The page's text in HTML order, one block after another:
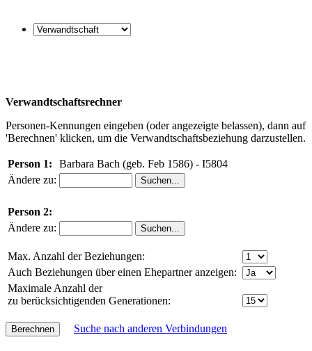
Verwandtschaftsrechner
Personen-Kennungen eingeben (oder angezeigte belassen), dann auf
'Berechnen' klicken, um die Verwandtschaftsbeziehung darzustellen.
Person 1:
Barbara Bach (geb. Feb 1586) - I5804
Ändere zu:
Person 2:
Ändere zu:
Max. Anzahl der Beziehungen:
Auch Beziehungen über einen Ehepartner anzeigen:
Maximale Anzahl der
zu berücksichtigenden Generationen:
Suche nach anderen Verbindungen